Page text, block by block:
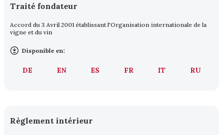
Traité fondateur
Accord du 3 Avril 2001 établissant l'Organisation internationale de la
vigne et du vin
Disponible en:
DE EN ES FR IT RU
Règlement intérieur